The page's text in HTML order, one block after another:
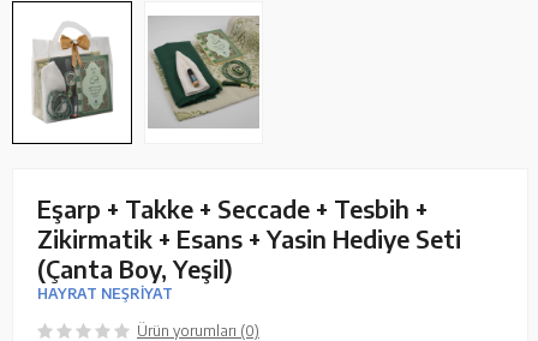
Eşarp + Takke + Seccade + Tesbih +
Zikirmatik + Esans + Yasin Hediye Seti
(Çanta Boy, Yeşil)
HAYRAT NEŞRİYAT
Ürün yorumları (0)